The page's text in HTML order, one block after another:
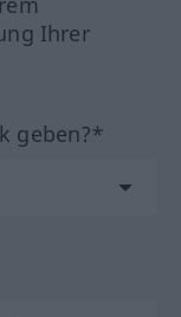
Ihrer
geben?*